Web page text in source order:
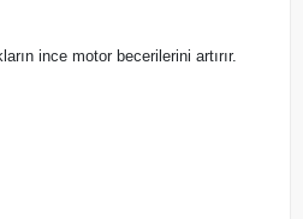
ince motor becerilerini artırır.